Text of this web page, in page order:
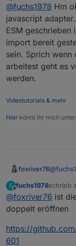
js-
Offline
@fuchs1978 Hm
javascript
ESM geschrieben
import bereit
sein. Sprich wenn
arbeitest geht es
werden.
Videotutorials & mehr
Hier könnt ihr mich
foxriver76@
in ESM
dem
F
Offline
fuchs1978schrieb
zuletzt
@foxriver76 ist
doppelt eröffnen
https://
601